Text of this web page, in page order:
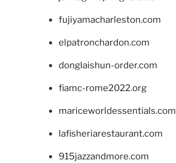
fujiyamacharleston.com
elpatronchardon.com
donglaishun-order.com
fiamc-rome2022.org
mariceworldessentials.com
lafisheriarestaurant.com
915jazzandmore.com